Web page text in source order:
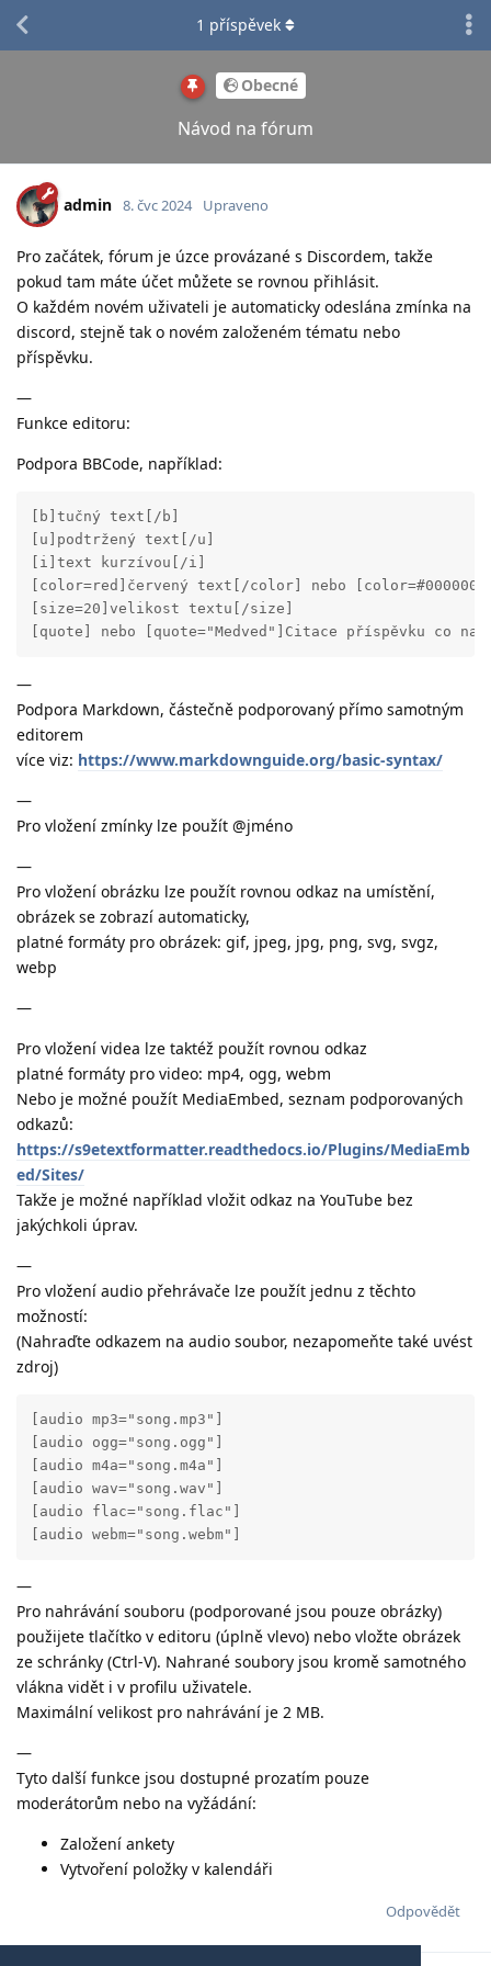
Obecné
Návod na fórum
1 příspěvek
admin 8. čvc 2024 Upraveno
Pro začátek, fórum je úzce provázané s Discordem, takže
pokud tam máte účet můžete se rovnou přihlásit.
O každém novém uživateli je automaticky odeslána zmínka na
discord, stejně tak o novém založeném tématu nebo
příspěvku.
—
Funkce editoru:
Podpora BBCode, například:
[b]tučný text[/b]
[u]podtržený text[/u]
[i]text kurzívou[/i]
[color=red]červený text[/color] nebo
[size=20]velikost textu[/size]
[quote] nebo [quote="Medved"]Citace příspěvku co
—
Podpora Markdown, částečně podporovaný přímo samotným
editorem
více viz: https://www.markdownguide.org/basic-syntax/
—
Pro vložení zmínky lze použít @jméno
—
Pro vložení obrázku lze použít rovnou odkaz na umístění,
obrázek se zobrazí automaticky,
platné formáty pro obrázek: gif, jpeg, jpg, png, svg, svgz,
webp
—
Pro vložení videa lze taktéž použít rovnou odkaz
platné formáty pro video: mp4, ogg, webm
Nebo je možné použít MediaEmbed, seznam podporovaných
odkazů:
https://s9etextformatter.readthedocs.io/Plugins/MediaEmb
ed/Sites/
Takže je možné například vložit odkaz na YouTube bez
jakýchkoli úprav.
—
Pro vložení audio přehrávače lze použít jednu z těchto
možností:
(Nahraďte odkazem na audio soubor, nezapomeňte také uvést
zdroj)
[audio mp3="song.mp3"]
[audio ogg="song.ogg"]
[audio m4a="song.m4a"]
[audio wav="song.wav"]
[audio flac="song.flac"]
[audio webm="song.webm"]
—
Pro nahrávání souboru (podporované jsou pouze obrázky)
použijete tlačítko v editoru (úplně vlevo) nebo vložte obrázek
ze schránky (Ctrl-V). Nahrané soubory jsou kromě samotného
vlákna vidět i v profilu uživatele.
Maximální velikost pro nahrávání je 2 MB.
—
Tyto další funkce jsou dostupné prozatím pouze
moderátorům nebo na vyžádání:
Založení ankety
Vytvoření položky v kalendáři
Odpovědět